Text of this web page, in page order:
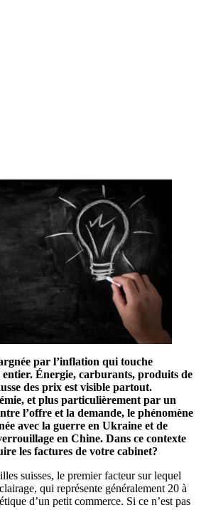
par l’inflation qui touche
entier. Énergie, carburants, produits de
des prix est visible partout.
et plus particulièrement par un
l’offre et la demande, le phénomène
avec la guerre en Ukraine et de
en Chine. Dans ce contexte
les factures de votre cabinet?
suisses, le premier facteur sur lequel
qui représente généralement 20 à
d’un petit commerce. Si ce n’est pas